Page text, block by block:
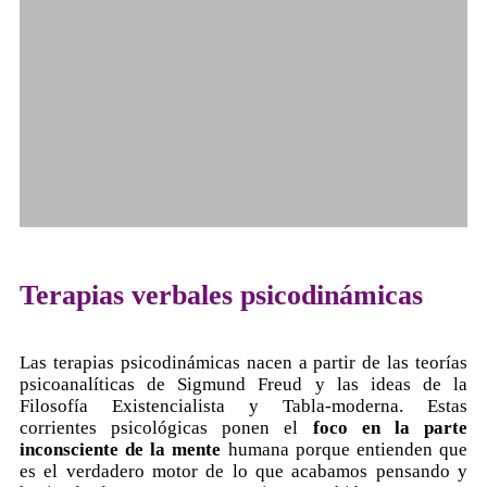
Terapias verbales psicodinámicas
Las terapias psicodinámicas nacen a partir de las teorías
psicoanalíticas de Sigmund Freud y las ideas de la
Filosofía Existencialista y Tabla-moderna. Estas
corrientes psicológicas ponen el foco en la parte
inconsciente de la mente humana porque entienden que
es el verdadero motor de lo que acabamos pensando y